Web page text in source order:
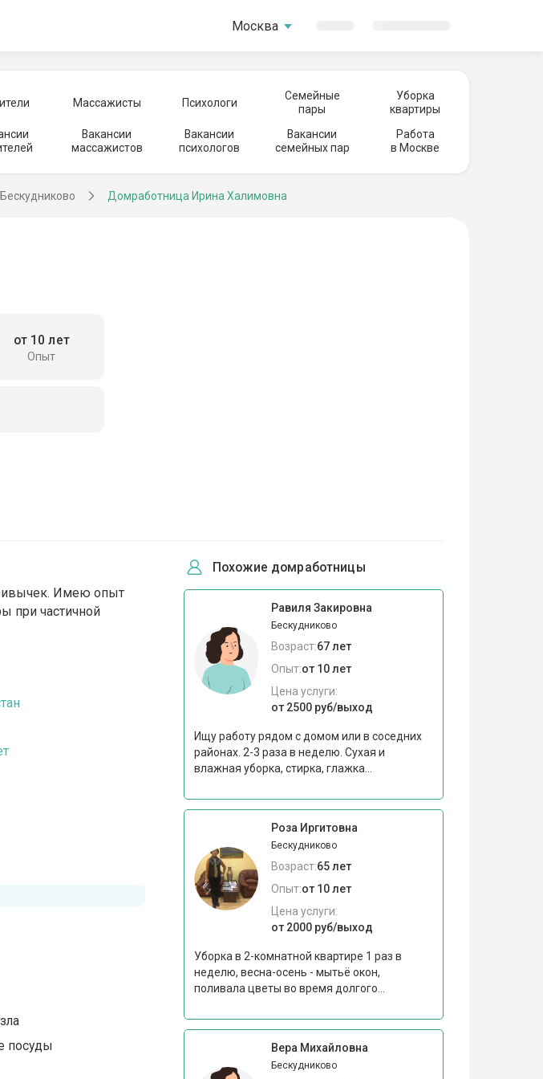
Москва
Массажисты Психологи
Семейные
пары
Уборка
квартиры
Вакансии
массажистов
Вакансии
психологов
Вакансии
семейных пар
Работа
в Москве
Домработница Ирина Халимовна
Опыт
от 10 лет
Имею опыт
при частичной
посуды
Похожие домработницы
Равиля Закировна
Бескудниково
Возраст:67 лет
Опыт:от 10 лет
Цена услуги:
от 2500 руб/выход
Ищу работу рядом с домом или в соседних
районах. 2-3 раза в неделю. Сухая и
влажная уборка, стирка, глажка...
Роза Иргитовна
Бескудниково
Возраст:65 лет
Опыт:от 10 лет
Цена услуги:
от 2000 руб/выход
Уборка в 2-комнатной квартире 1 раз в
неделю, весна-осень - мытьё окон,
поливала цветы во время долгого...
Вера Михайловна
Бескудниково